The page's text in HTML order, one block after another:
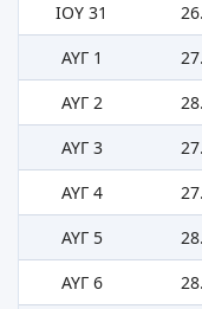
ΙΟΥ 31
ΑΥΓ 1
ΑΥΓ 2
ΑΥΓ 3
ΑΥΓ 4
ΑΥΓ 5
ΑΥΓ 6